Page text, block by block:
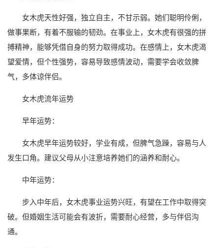
女木虎天性好强，独立自主，不甘示弱。她们聪明伶俐，
做事果断，有着不服输的韧劲。在事业上，女木虎有很强的拼
搏精神，能够凭借自身的努力取得成功。在感情上，女木虎渴
望爱情，但个性强势，容易导致感情波动，需要学会收敛脾
气，多体谅伴侣。
女木虎流年运势
早年运势：
女木虎早年运势较好，学业有成，但脾气急躁，容易与人
发生口角。建议父母从小注意培养她们的涵养和耐心。
中年运势：
步入中年后，女木虎事业运势兴旺，有望在工作中取得突
破。但婚姻生活可能会有波折，需要耐心经营，多与伴侣沟
通。